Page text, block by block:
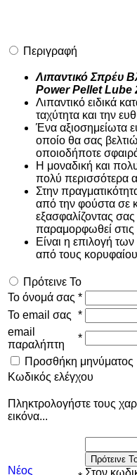
Περιγραφή
Λιπαντικό Σπρέυ
Power Pellet Lube
Λιπαντικό ειδικά
ταχύτητα και την
Ένα αξιοσημείωτα
οποίο θα σας
οποιοδήποτε
Η μοναδική και
πολύ περισσότερα
Στην
από την φούστα σε
εξασφαλίζοντας
παραμορφωθεί
Είναι η επιλογή
από τους
Πρότεινε Το
Το όνομά σας *
Το email σας *
email
παραλήπτη
*
Προσθήκη μηνύματος
Κωδικός ελέγχου
Πληκτρολογήστε τους
εικόνα...
Νέος
Πρότεινε
Στον